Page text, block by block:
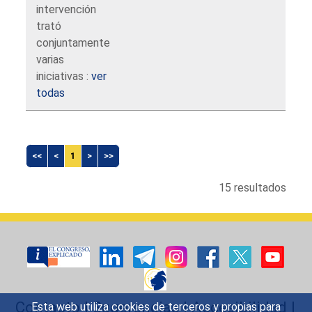
Esta web utiliza cookies de terceros y propias para
intervención
trató
conjuntamente
varias
iniciativas :ver
todas
<< < 1 > >>
15 resultados
Contacto|Sugerencias|Accesibilidad |